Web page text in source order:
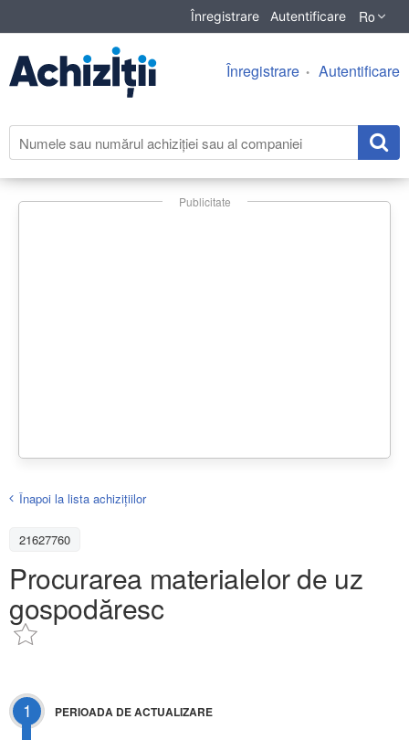
Înregistrare Autentificare Ro
Înregistrare Autentificare
Publicitate
Înapoi la lista achiziţiilor
21627760
Procurarea materialelor de uz
gospodăresc
1 PERIOADA DE ACTUALIZARE